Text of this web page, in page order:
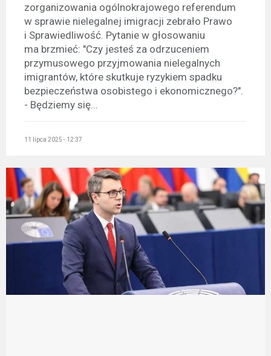
zorganizowania ogólnokrajowego referendum
w sprawie nielegalnej imigracji zebrało Prawo
i Sprawiedliwość. Pytanie w głosowaniu
ma brzmieć: "Czy jesteś za odrzuceniem
przymusowego przyjmowania nielegalnych
imigrantów, które skutkuje ryzykiem spadku
bezpieczeństwa osobistego i ekonomicznego?".
- Będziemy się...
11 lipca 2025 - 12:37